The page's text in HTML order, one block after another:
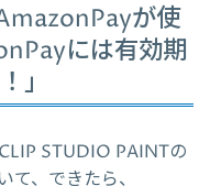
が使
には有効期
」
STUDIO PAINTの
、できたら、